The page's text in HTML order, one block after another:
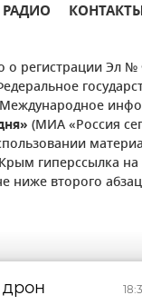
РАДИО
о регистрации Эл
(МИА «Россия
гиперссылка
ниже второго